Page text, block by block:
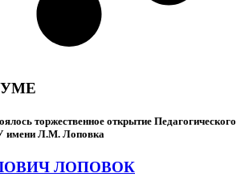
торжественное открытие Педагогического
имени Л.М. Лоповка
ЛОПОВОК